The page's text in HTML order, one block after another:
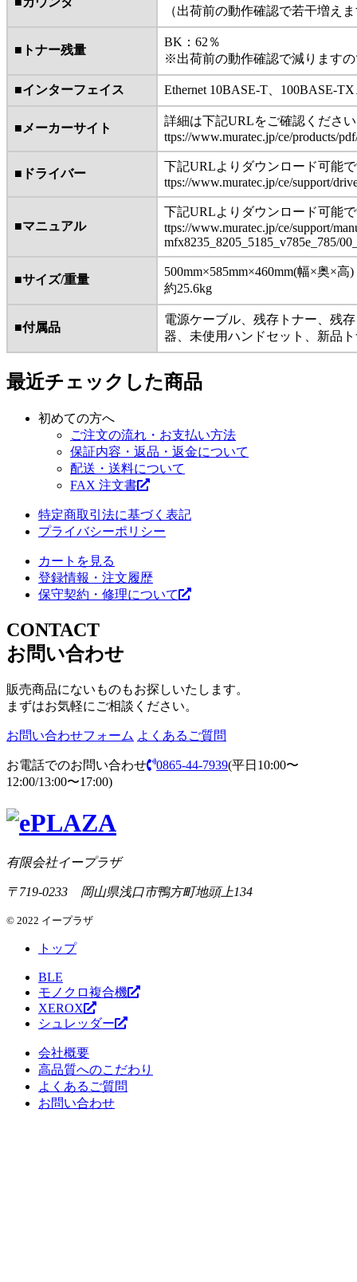
（出荷前の動作確認で若干増え
■トナー残量
BK：62％
※出荷前の動作確認で減ります
■インターフェイス Ethernet 10BASE-T、100BASE-
■メーカーサイト
詳細は下記URLをご確認くださ
ttps://www.muratec.jp/ce/products/
■ドライバー
下記URLよりダウンロード可能
ttps://www.muratec.jp/ce/support/
■マニュアル
下記URLよりダウンロード可能
ttps://www.muratec.jp/ce/support/
mfx8235_8205_5185_v785e_785/
■サイズ/重量
500mm×585mm×460mm(幅×奥×高)
約25.6kg
■付属品
電源ケーブル、残存トナー、残
器、未使用ハンドセット、新品
最近チェックした商品
初めての方へ
ご注文の流れ・お支払い方法
保証内容・返品・返金について
配送・送料について
FAX 注文書
特定商取引法に基づく表記
プライバシーポリシー
カートを見る
登録情報・注文履歴
保守契約・修理について
CONTACT
お問い合わせ
販売商品にないものもお探しいたします。
まずはお気軽にご相談ください。
お問い合わせフォーム よくあるご質問
お電話でのお問い合わせ 0865-44-7939(平日10:00〜
12:00/13:00〜17:00)
有限会社イープラザ
〒719-0233 岡山県浅口市鴨方町地頭上134
© 2022 イープラザ
トップ
BLE
モノクロ複合機
XEROX
シュレッダー
会社概要
高品質へのこだわり
よくあるご質問
お問い合わせ